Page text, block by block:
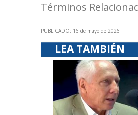
Términos
PUBLICADO: 16 de mayo de 2026
LEA TAMBIÉN